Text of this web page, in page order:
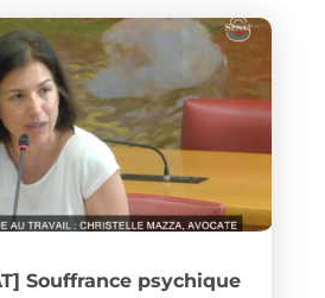
Souffrance psychique